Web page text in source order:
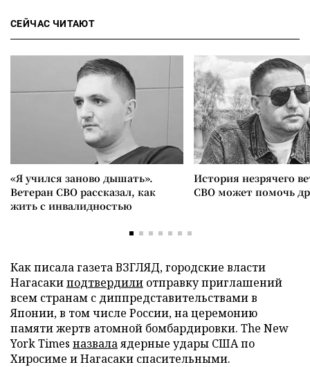
СЕЙЧАС ЧИТАЮТ
«Я учился заново дышать».
Ветеран СВО рассказал, как
жить с инвалидностью
История незрячего
СВО может помочь
Как писала газета ВЗГЛЯД, городские власти
Нагасакиподтвердили отправку приглашений
всем странам с диппредставительствами в
Японии, в том числе России, на церемонию
памяти жертв атомной бомбардировки. The New
York Times назвалаядерные удары США по
Хиросиме и Нагасаки спасительными.